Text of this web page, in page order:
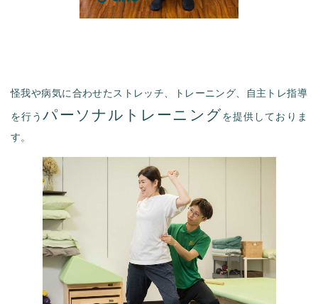
怪我や病気に合わせたストレッチ、トレーニング、自主トレ指導
を行うパーソナルトレーニングを提供しておりま
す。